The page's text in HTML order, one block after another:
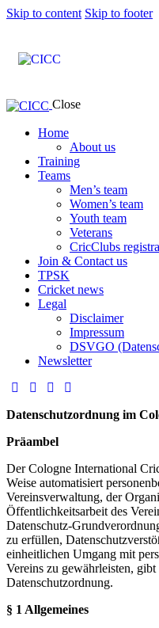
Skip to content Skip to footer
Close
Home
About us
Training
Teams
Men’s team
Women’s team
Youth team
Veterans
CricClubs
Join & Contact us
TPSK
Cricket news
Legal
Disclaimer
Impressum
DSVGO
Newsletter
Datenschutzordnung im
Präambel
Der Cologne International
Weise automatisiert
Vereinsverwaltung, der
Öffentlichkeitsarbeit des
Datenschutz-
zu erfüllen,
einheitlichen Umgang mit
Vereins zu gewährleisten,
Datenschutzordnung.
§ 1 Allgemeines